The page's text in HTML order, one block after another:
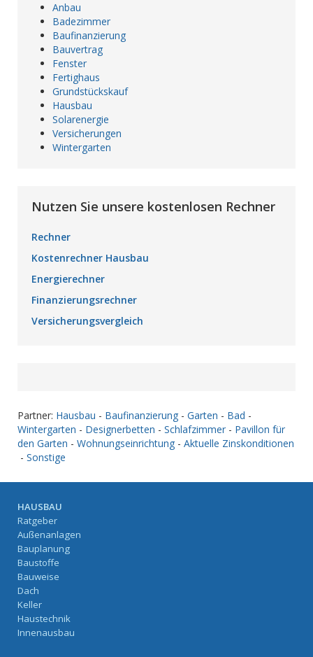
Anbau
Badezimmer
Baufinanzierung
Bauvertrag
Fenster
Fertighaus
Grundstückskauf
Hausbau
Solarenergie
Versicherungen
Wintergarten
Nutzen Sie unsere kostenlosen Rechner
Rechner
Kostenrechner Hausbau
Energierechner
Finanzierungsrechner
Versicherungsvergleich
Partner: Hausbau - Baufinanzierung - Garten - Bad -
Wintergarten - Designerbetten - Schlafzimmer - Pavillon für
den Garten - Wohnungseinrichtung - Aktuelle Zinskonditionen
- Sonstige
HAUSBAU
Ratgeber
Außenanlagen
Bauplanung
Baustoffe
Bauweise
Dach
Keller
Haustechnik
Innenausbau